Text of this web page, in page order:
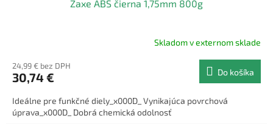
Zaxe ABS čierna 1,75mm 800g
Skladom v externom sklade
24,99 € bez DPH
30,74 € Do košíka
Ideálne pre funkčné diely_x000D_ Vynikajúca povrchová
úprava_x000D_ Dobrá chemická odolnosť